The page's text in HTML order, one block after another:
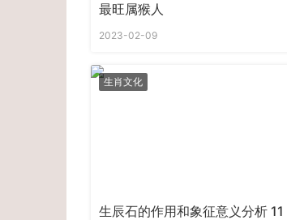
最旺属猴人
2023-02-09
生肖文化
生辰石的作用和象征意义分析 11